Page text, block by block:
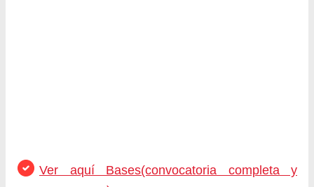
Ver aquí Bases(convocatoria completa y